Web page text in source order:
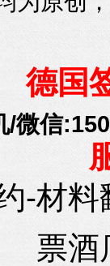
德国
/微信
-材
票酒